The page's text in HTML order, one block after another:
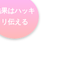
はハッキ
リ伝える